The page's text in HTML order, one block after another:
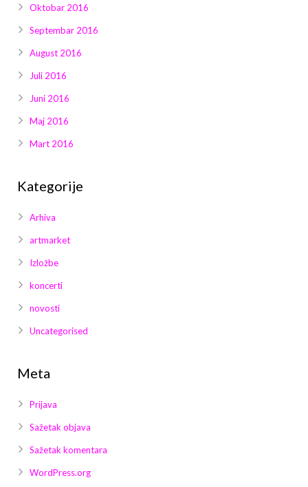
Oktobar 2016
Septembar 2016
August 2016
Juli 2016
Juni 2016
Maj 2016
Mart 2016
Kategorije
Arhiva
artmarket
Izložbe
koncerti
novosti
Uncategorised
Meta
Prijava
Sažetak objava
Sažetak komentara
WordPress.org